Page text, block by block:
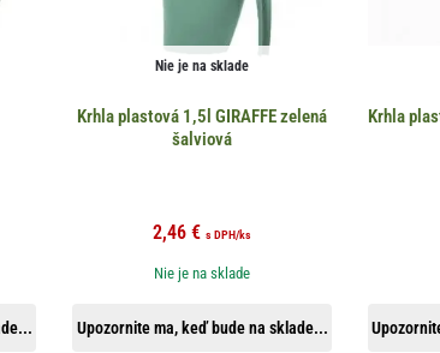
Nie je na sklade
Krhla plastová 1,5l GIRAFFE zelená
šalviová
2,46 € s DPH/ks
Upozornite ma, keď bude na sklade...
Nie je na sklade
Krhla